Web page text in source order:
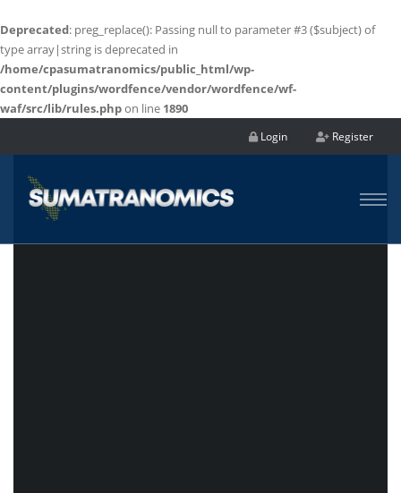
Deprecated: preg_replace(): Passing null to parameter #3 ($subject) of
type array|string is deprecated in
/home/cpasumatranomics/public_html/wp-
content/plugins/wordfence/vendor/wordfence/wf-
waf/src/lib/rules.phpon line 1890
Login Register